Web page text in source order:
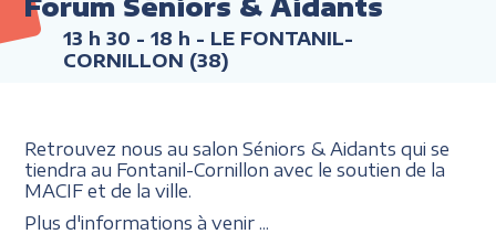
Forum Séniors & Aidants
13 h 30 - 18 h - LE FONTANIL-
CORNILLON (38)
Retrouvez nous au salon Séniors & Aidants qui se
tiendra au Fontanil-Cornillon avec le soutien de la
MACIF et de la ville.
Plus d'informations à venir ...